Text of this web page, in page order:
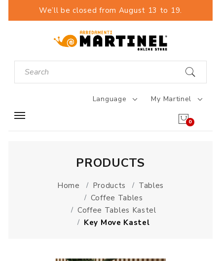
We’ll be closed from August 13 to 19.
Language My Martinel
0
PRODUCTS
Home Products
Tables
Coffee Tables
Coffee Tables Kastel
Key Move Kastel